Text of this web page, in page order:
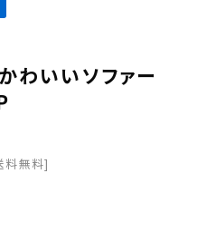
わいいソファー
料無料]